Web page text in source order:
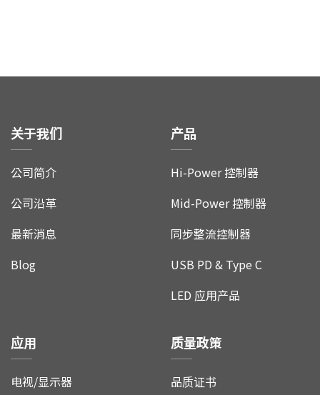
联络我们
关于我们
公司简介
公司沿革
最新消息
Blog
产品
Hi-Power 控制器
Mid-Power 控制器
同步整流控制器
USB PD & Type C
LED 应用产品
应用
电视/显示器
质量政策
品质证书